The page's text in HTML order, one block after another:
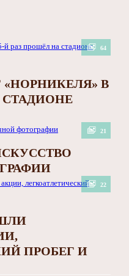
64
В
СТАДИОНЕ
21
22
ПРОБЕГ И